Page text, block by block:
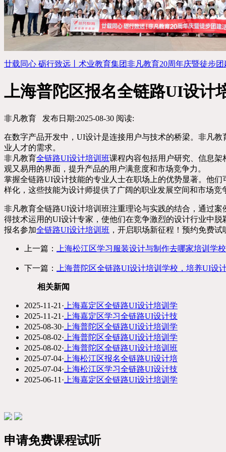
廿载同心 砺行致远丨术业教育集团非凡教育20周年庆暨徒步团
上海普陀区报名全链路UI设计
非凡教育 发布日期:2025-08-30 阅读:
在数字产品开发中，UI设计是连接用户与技术的桥梁。非凡教
业人才的需求。
非凡教育全链路UI设计培训班课程内容包括用户研究、信息
观又易用的界面，提升产品的用户满意度和市场竞争力。
掌握全链路UI设计技能的专业人士在职场上的优势显著。他
样化，这些技能为设计师提供了广阔的职业发展空间和市场竞
非凡教育全链路UI设计培训班注重理论与实践的结合，通过
得技术运用的UI设计专家，使他们在竞争激烈的设计行业中脱
报名参加全链路UI设计培训班 ，开启职场新征程！预约免费
上一篇： 上海松江区学习服装设计与制作去哪家培训学
下一篇： 上海普陀区全链路UI设计培训学校，培养UI设
相关新闻
2025-11-21 · 上海嘉定区全链路UI设计培训学
2025-11-21 · 上海嘉定区学习全链路UI设计技
2025-08-30· 上海普陀区全链路UI设计培训学
2025-08-02· 上海普陀区全链路UI设计培训学
2025-08-02· 上海普陀区全链路UI设计培训班
2025-07-04· 上海松江区报名全链路UI设计培
2025-07-04· 上海松江区学习全链路UI设计技
2025-06-11 · 上海嘉定区全链路UI设计培训学
申请免费课程试听